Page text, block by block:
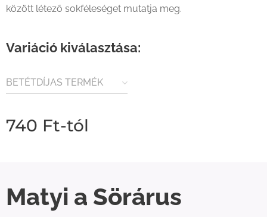
között létező sokféleséget mutatja meg.
Variáció kiválasztása:
BETÉTDÍJAS TERMÉK
740 Ft-tól
Matyi a Sörárus